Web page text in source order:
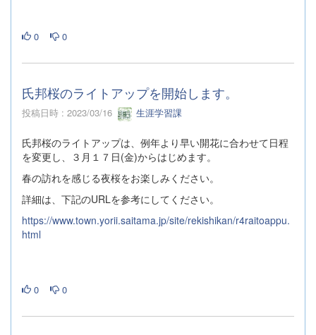
0 0
氏邦桜のライトアップを開始します。
投稿日時 : 2023/03/16 生涯学習課
氏邦桜のライトアップは、例年より早い開花に合わせて日程
を変更し、３月１７日(金)からはじめます。
春の訪れを感じる夜桜をお楽しみください。
詳細は、下記のURLを参考にしてください。
https://www.town.yorii.saitama.jp/site/rekishikan/r4raitoappu.
html
0 0